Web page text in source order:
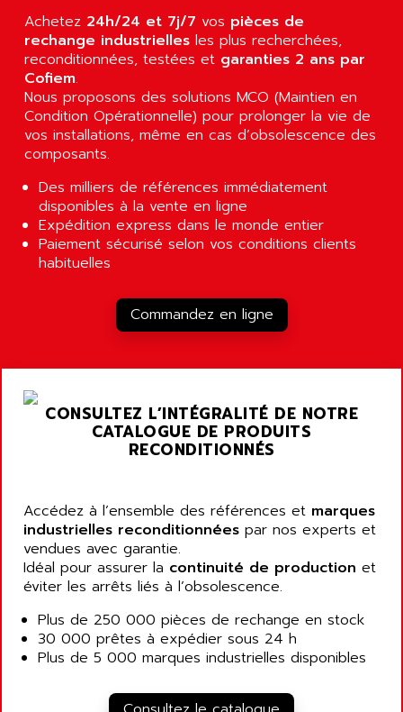
MICROLOGIX 1200
PANELVIEW 1000
NT620C
SIMATIC S5-101
SIMATIC TOUCH PANEL
S900 II
S900
PHASEO
SIMATIC-S5
SIMATIC FIELD PG
ARGOLUX AS
ALTISTART
TEXT DISPLAY
SMTBD1
SMT
SMTB
CPX37
CE65
SINUMERIK 840C
AHLBERG ELECTRONICS
AIP SYSTEMES
AIR
AIR ET PULVERISATION
AIR LIQUIDE
AIR SYSTEMS
AIRBUS
AIRCOM
AIRELEC
AIRMASTER R1
AIRMASTER R1HMI
AIRMAT
AISA
AIXIA SYSTEMES
AJC BATTERY
AJR DIFFUSION
AK ELECTRONIQUE
AKA
AKER
AKIM AG
AKKU
AKO
ALACATEL
Achetez 24h/24 et 7j/7 vos pièces de
rechange industrielles les plus recherchées,
reconditionnées, testées et garanties 2 ans par
Cofiem.
Nous proposons des solutions MCO (Maintien en
Condition Opérationnelle) pour prolonger la vie de
vos installations, même en cas d’obsolescence des
composants.
Des milliers de références immédiatement
disponibles à la vente en ligne
Expédition express dans le monde entier
Paiement sécurisé selon vos conditions clients
habituelles
Commandez en ligne
CONSULTEZ L’INTÉGRALITÉ DE NOTRE
CATALOGUE DE PRODUITS
RECONDITIONNÉS
Accédez à l’ensemble des références et marques
industrielles reconditionnées par nos experts et
vendues avec garantie.
Idéal pour assurer la continuité de production et
éviter les arrêts liés à l’obsolescence.
Plus de 250 000 pièces de rechange en stock
30 000 prêtes à expédier sous 24 h
Plus de 5 000 marques industrielles disponibles